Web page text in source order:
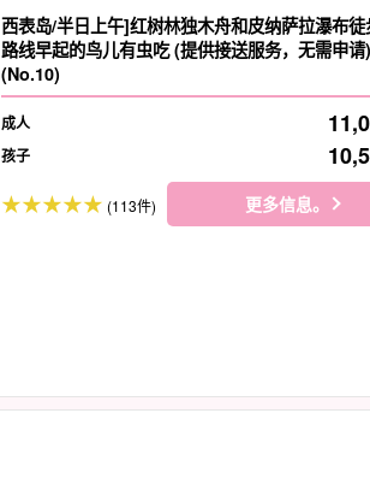
西表岛/半日上午]红树林独木舟和皮纳萨拉瀑布徒
路线早起的鸟儿有虫吃 (提供接送服务，无需申请)
(No.10)
成人
孩子
(113件) 更多信息。